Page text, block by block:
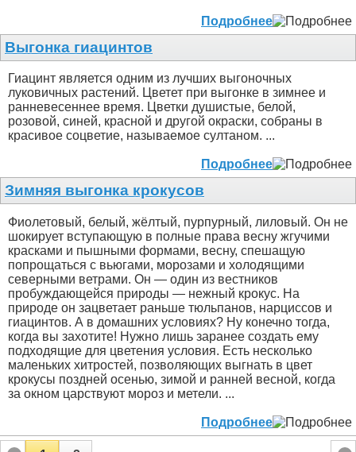
Подробнее
Выгонка гиацинтов
Гиацинт является одним из лучших выгоночных
луковичных растений. Цветет при выгонке в зимнее и
ранневесеннее время. Цветки душистые, белой,
розовой, синей, красной и другой окраски, собраны в
красивое соцветие, называемое султаном. ...
Подробнее
Зимняя выгонка крокусов
Фиолетовый, белый, жёлтый, пурпурный, лиловый. Он не
шокирует вступающую в полные права весну жгучими
красками и пышными формами, весну, спешащую
попрощаться с вьюгами, морозами и холодящими
северными ветрами. Он — один из вестников
пробуждающейся природы — нежный крокус. На
природе он зацветает раньше тюльпанов, нарциссов и
гиацинтов. А в домашних условиях? Ну конечно тогда,
когда вы захотите! Нужно лишь заранее создать ему
подходящие для цветения условия. Есть несколько
маленьких хитростей, позволяющих выгнать в цвет
крокусы поздней осенью, зимой и ранней весной, когда
за окном царствуют мороз и метели. ...
Подробнее